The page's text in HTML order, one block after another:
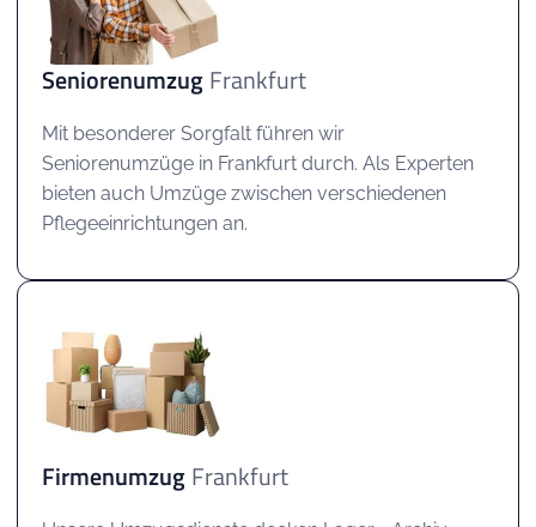
SeniorenumzugFrankfurt
Mit besonderer Sorgfalt führen wir
Seniorenumzüge in Frankfurt durch. Als Experten
bieten auch Umzüge zwischen verschiedenen
Pflegeeinrichtungen an.
FirmenumzugFrankfurt